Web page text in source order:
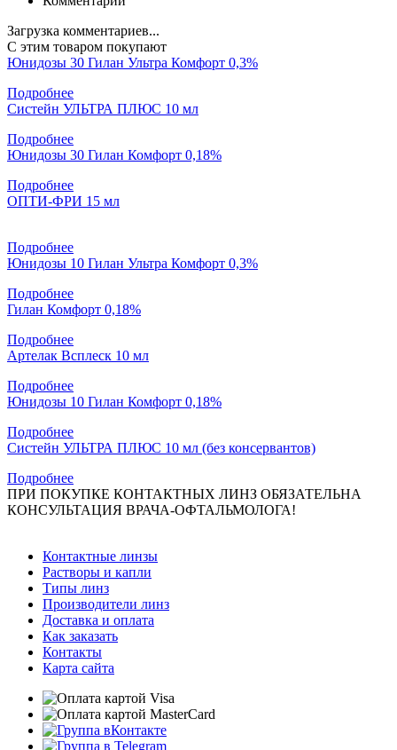
Загрузка комментариев...
С этим товаром покупают
Юнидозы 30 Гилан Ультра Комфорт 0,3%
Подробнее
Систейн УЛЬТРА ПЛЮС 10 мл
Подробнее
Юнидозы 30 Гилан Комфорт 0,18%
Подробнее
ОПТИ-ФРИ 15 мл
Подробнее
Юнидозы 10 Гилан Ультра Комфорт 0,3%
Подробнее
Гилан Комфорт 0,18%
Подробнее
Артелак Всплеск 10 мл
Подробнее
Юнидозы 10 Гилан Комфорт 0,18%
Подробнее
Систейн УЛЬТРА ПЛЮС 10 мл (без консервантов)
Подробнее
ПРИ ПОКУПКЕ КОНТАКТНЫХ ЛИНЗ ОБЯЗАТЕЛЬНА
КОНСУЛЬТАЦИЯ ВРАЧА-ОФТАЛЬМОЛОГА!
Контактные линзы
Растворы и капли
Типы линз
Производители линз
Доставка и оплата
Как заказать
Контакты
Карта сайта